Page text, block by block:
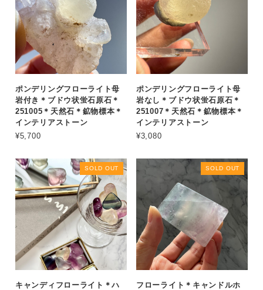
ポンデリングフローライト母
岩付き＊ブドウ状蛍石原石＊
251005＊天然石＊鉱物標本＊
インテリアストーン
¥5,700
ポンデリングフローライト母
岩なし＊ブドウ状蛍石原石＊
251007＊天然石＊鉱物標本＊
インテリアストーン
¥3,080
SOLD OUT
キャンディフローライト＊ハ
SOLD OUT
フローライト＊キャンドルホ